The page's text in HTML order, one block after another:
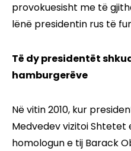
provokuesisht me të
lënë presidentin rus të
Të dy presidentët
hamburgerëve
Në vitin 2010, kur
Medvedev vizitoi Shtetet
homologun e tij Barack